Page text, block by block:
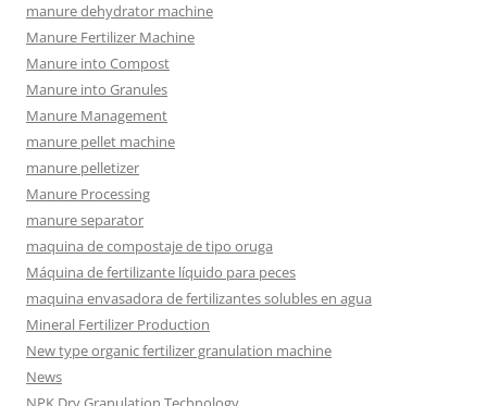
manure dehydrator machine
Manure Fertilizer Machine
Manure into Compost
Manure into Granules
Manure Management
manure pellet machine
manure pelletizer
Manure Processing
manure separator
maquina de compostaje de tipo oruga
Máquina de fertilizante líquido para peces
maquina envasadora de fertilizantes solubles en agua
Mineral Fertilizer Production
New type organic fertilizer granulation machine
News